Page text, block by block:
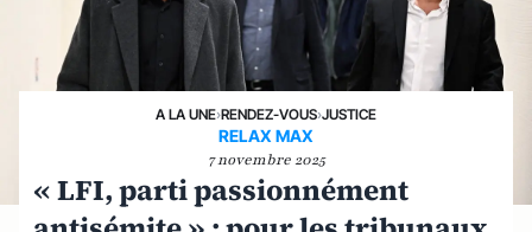
A LA UNE›RENDEZ-VOUS›JUSTICE
RELAX MAX
7 novembre 2025
« LFI, parti passionnément